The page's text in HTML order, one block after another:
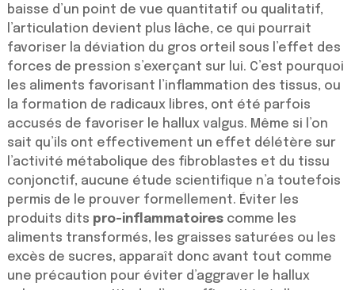
baisse d’un point de vue quantitatif ou qualitatif,
l’articulation devient plus lâche, ce qui pourrait
favoriser la déviation du gros orteil sous l’effet des
forces de pression s’exerçant sur lui. C’est pourquoi
les aliments favorisant l’inflammation des tissus, ou
la formation de radicaux libres, ont été parfois
accusés de favoriser le hallux valgus. Même si l’on
sait qu’ils ont effectivement un effet délétère sur
l’activité métabolique des fibroblastes et du tissu
conjonctif, aucune étude scientifique n’a toutefois
permis de le prouver formellement. Éviter les
produits dits pro-inflammatoirescomme les
aliments transformés, les graisses saturées ou les
excès de sucres, apparaît donc avant tout comme
une précaution pour éviter d’aggraver le hallux